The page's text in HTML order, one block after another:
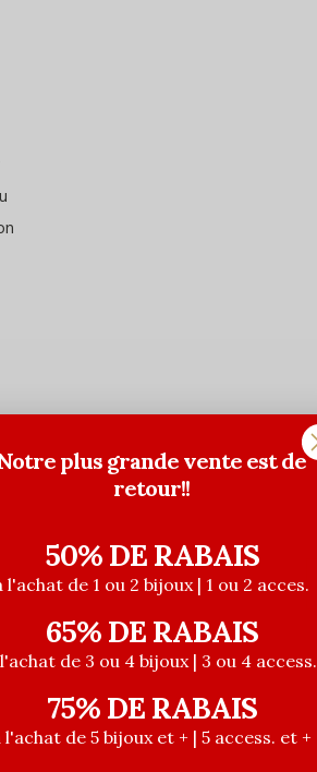
plus grande vente est de
retour!!
50% DE RABAIS
l'achat de 1 ou 2 bijoux | 1 ou 2 acces.
65% DE RABAIS
de 3 ou 4 bijoux | 3 ou 4 access.
75% DE RABAIS
l'achat de 5 bijoux et + | 5 access. et +